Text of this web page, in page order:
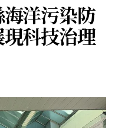
洋污染防
科技治理